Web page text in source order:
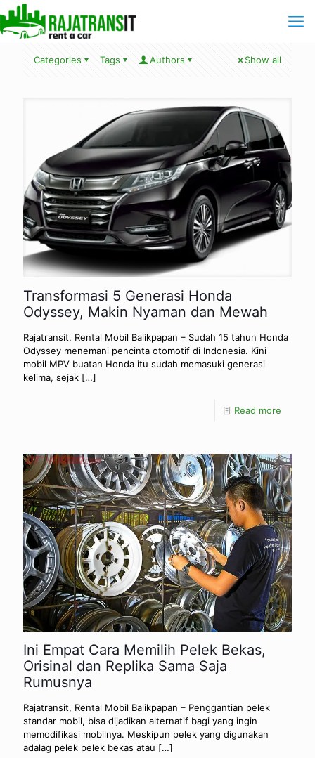
Categories Tags Authors Show all
Transformasi 5 Generasi Honda
Odyssey, Makin Nyaman dan Mewah
Rajatransit, Rental Mobil Balikpapan – Sudah 15 tahun Honda
Odyssey menemani pencinta otomotif di Indonesia. Kini
mobil MPV buatan Honda itu sudah memasuki generasi
kelima, sejak […]
Read more
Ini Empat Cara Memilih Pelek Bekas,
Orisinal dan Replika Sama Saja
Rumusnya
Rajatransit, Rental Mobil Balikpapan – Penggantian pelek
standar mobil, bisa dijadikan alternatif bagi yang ingin
memodifikasi mobilnya. Meskipun pelek yang digunakan
adalag pelek pelek bekas atau […]